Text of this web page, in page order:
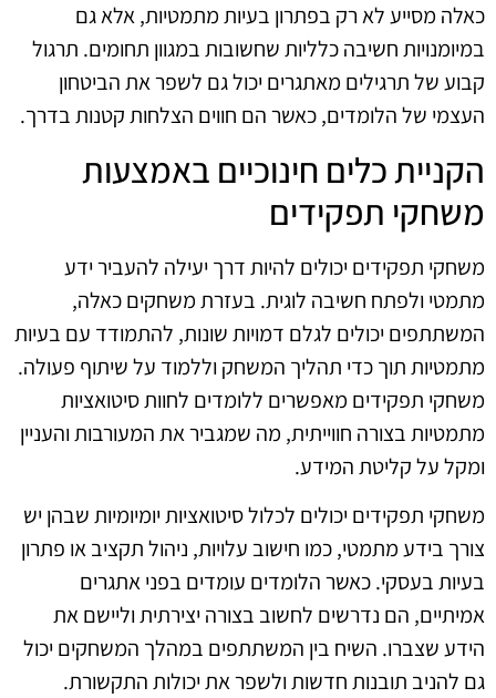
כאלה מסייע לא רק בפתרון בעיות מתמטיות, אלא גם
במיומנויות חשיבה כלליות שחשובות במגוון תחומים. תרגול
קבוע של תרגילים מאתגרים יכול גם לשפר את הביטחון
העצמי של הלומדים, כאשר הם חווים הצלחות קטנות בדרך.
הקניית כלים חינוכיים באמצעות
משחקי תפקידים
משחקי תפקידים יכולים להיות דרך יעילה להעביר ידע
מתמטי ולפתח חשיבה לוגית. בעזרת משחקים כאלה,
המשתתפים יכולים לגלם דמויות שונות, להתמודד עם בעיות
מתמטיות תוך כדי תהליך המשחק וללמוד על שיתוף פעולה.
משחקי תפקידים מאפשרים ללומדים לחוות סיטואציות
מתמטיות בצורה חווייתית, מה שמגביר את המעורבות והעניין
ומקל על קליטת המידע.
משחקי תפקידים יכולים לכלול סיטואציות יומיומיות שבהן יש
צורך בידע מתמטי, כמו חישוב עלויות, ניהול תקציב או פתרון
בעיות בעסקי. כאשר הלומדים עומדים בפני אתגרים
אמיתיים, הם נדרשים לחשוב בצורה יצירתית וליישם את
הידע שצברו. השיח בין המשתתפים במהלך המשחקים יכול
גם להניב תובנות חדשות ולשפר את יכולות התקשורת.